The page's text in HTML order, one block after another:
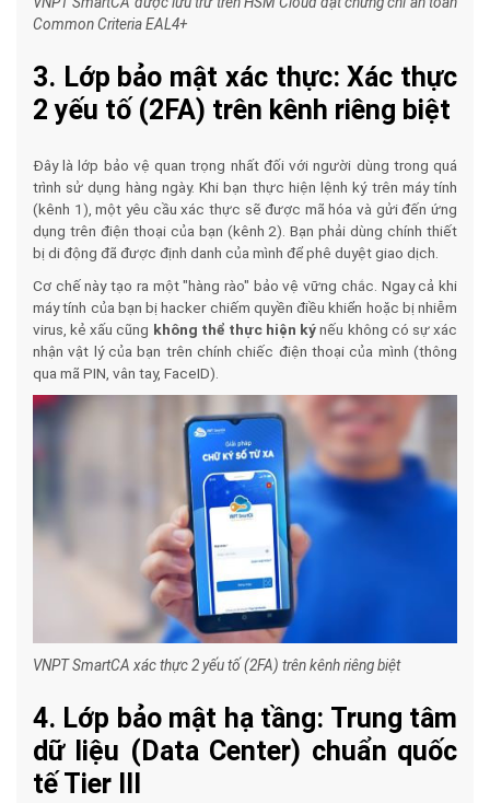
Common Criteria EAL4+
3. Lớp bảo mật xác thực: Xác thực
2 yếu tố (2FA) trên kênh riêng biệt
Đây là lớp bảo vệ quan trọng nhất đối với người dùng trong quá
trình sử dụng hàng ngày. Khi bạn thực hiện lệnh ký trên máy tính
(kênh 1), một yêu cầu xác thực sẽ được mã hóa và gửi đến ứng
dụng trên điện thoại của bạn (kênh 2). Bạn phải dùng chính thiết
bị di động đã được định danh của mình để phê duyệt giao dịch.
Cơ chế này tạo ra một "hàng rào" bảo vệ vững chắc. Ngay cả khi
máy tính của bạn bị hacker chiếm quyền điều khiển hoặc bị nhiễm
virus, kẻ xấu cũng không thể thực hiện kýnếu không có sự xác
nhận vật lý của bạn trên chính chiếc điện thoại của mình (thông
qua mã PIN, vân tay, FaceID).
VNPT SmartCA xác thực 2 yếu tố (2FA) trên kênh riêng biệt
4. Lớp bảo mật hạ tầng: Trung tâm
dữ liệu (Data Center) chuẩn quốc
tế Tier III